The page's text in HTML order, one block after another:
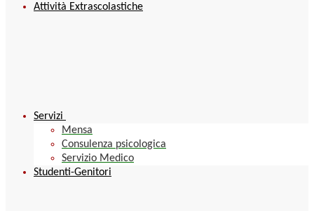
Attività Extrascolastiche
Servizi
Mensa
Consulenza psicologica
Servizio Medico
Studenti-Genitori